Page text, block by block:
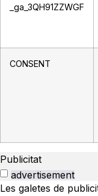
_ga_3QH91ZZWGF
CONSENT
Publicitat
advertisement
Les galetes de